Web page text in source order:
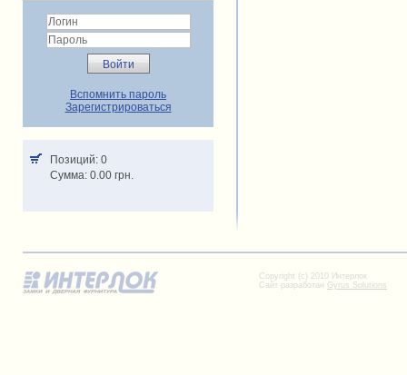
Вспомнить пароль
Зарегистрироваться
Позиций: 0
Cумма: 0.00 грн.
Copyright (c) 2010 Интерлок
Сайт разработан Gyrus Solutions